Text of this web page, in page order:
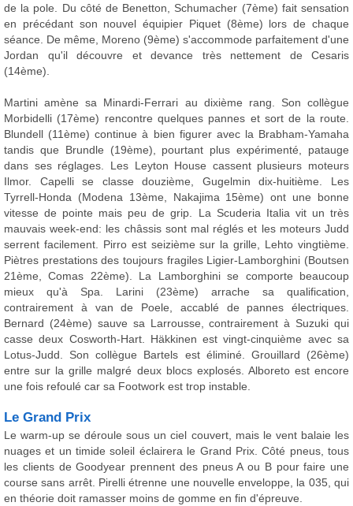
de la pole. Du côté de Benetton, Schumacher (7ème) fait sensation
en précédant son nouvel équipier Piquet (8ème) lors de chaque
séance. De même, Moreno (9ème) s'accommode parfaitement d'une
Jordan qu'il découvre et devance très nettement de Cesaris
(14ème).
Martini amène sa Minardi-Ferrari au dixième rang. Son collègue
Morbidelli (17ème) rencontre quelques pannes et sort de la route.
Blundell (11ème) continue à bien figurer avec la Brabham-Yamaha
tandis que Brundle (19ème), pourtant plus expérimenté, patauge
dans ses réglages. Les Leyton House cassent plusieurs moteurs
Ilmor. Capelli se classe douzième, Gugelmin dix-huitième. Les
Tyrrell-Honda (Modena 13ème, Nakajima 15ème) ont une bonne
vitesse de pointe mais peu de grip. La Scuderia Italia vit un très
mauvais week-end: les châssis sont mal réglés et les moteurs Judd
serrent facilement. Pirro est seizième sur la grille, Lehto vingtième.
Piètres prestations des toujours fragiles Ligier-Lamborghini (Boutsen
21ème, Comas 22ème). La Lamborghini se comporte beaucoup
mieux qu'à Spa. Larini (23ème) arrache sa qualification,
contrairement à van de Poele, accablé de pannes électriques.
Bernard (24ème) sauve sa Larrousse, contrairement à Suzuki qui
casse deux Cosworth-Hart. Häkkinen est vingt-cinquième avec sa
Lotus-Judd. Son collègue Bartels est éliminé. Grouillard (26ème)
entre sur la grille malgré deux blocs explosés. Alboreto est encore
une fois refoulé car sa Footwork est trop instable.
Le Grand Prix
Le warm-up se déroule sous un ciel couvert, mais le vent balaie les
nuages et un timide soleil éclairera le Grand Prix. Côté pneus, tous
les clients de Goodyear prennent des pneus A ou B pour faire une
course sans arrêt. Pirelli étrenne une nouvelle enveloppe, la 035, qui
en théorie doit ramasser moins de gomme en fin d'épreuve.